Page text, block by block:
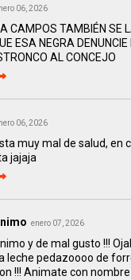
06, 2026
CAMPOS TAMBIÉN SE
ESA NEGRA
AL CONCEJO
06, 2026
muy mal de salud, en
jajaja
enero 07, 2026
y de mal gusto !!!
leche pedazoooo de
!!! Animate con